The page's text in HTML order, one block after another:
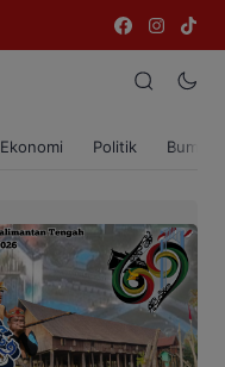
Ekonomi Politik Bumi